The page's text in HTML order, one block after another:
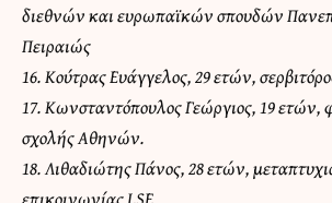
διεθνών και ευρωπαϊκών σπουδών
Πειραιώς
16. Κούτρας Ευάγγελος, 29 ετών,
17. Κωνσταντόπουλος Γεώργιος, 19 ετών,
σχολής Αθηνών.
18. Λιθαδιώτης Πάνος, 28 ετών,